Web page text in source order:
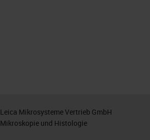
Leica Mikrosysteme Vertrieb GmbH
Mikroskopie und Histologie